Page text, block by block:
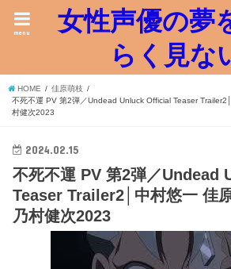
女性声優の夢
らく見な
menu
HOME
佳原萌枝
不死不運 PV 第2弾／Undead Unluck Official Teaser
村健次2023
2024.02.15
不死不運 PV 第2弾／Undead
Teaser Trailer2│中村悠一 佳
乃村健次2023